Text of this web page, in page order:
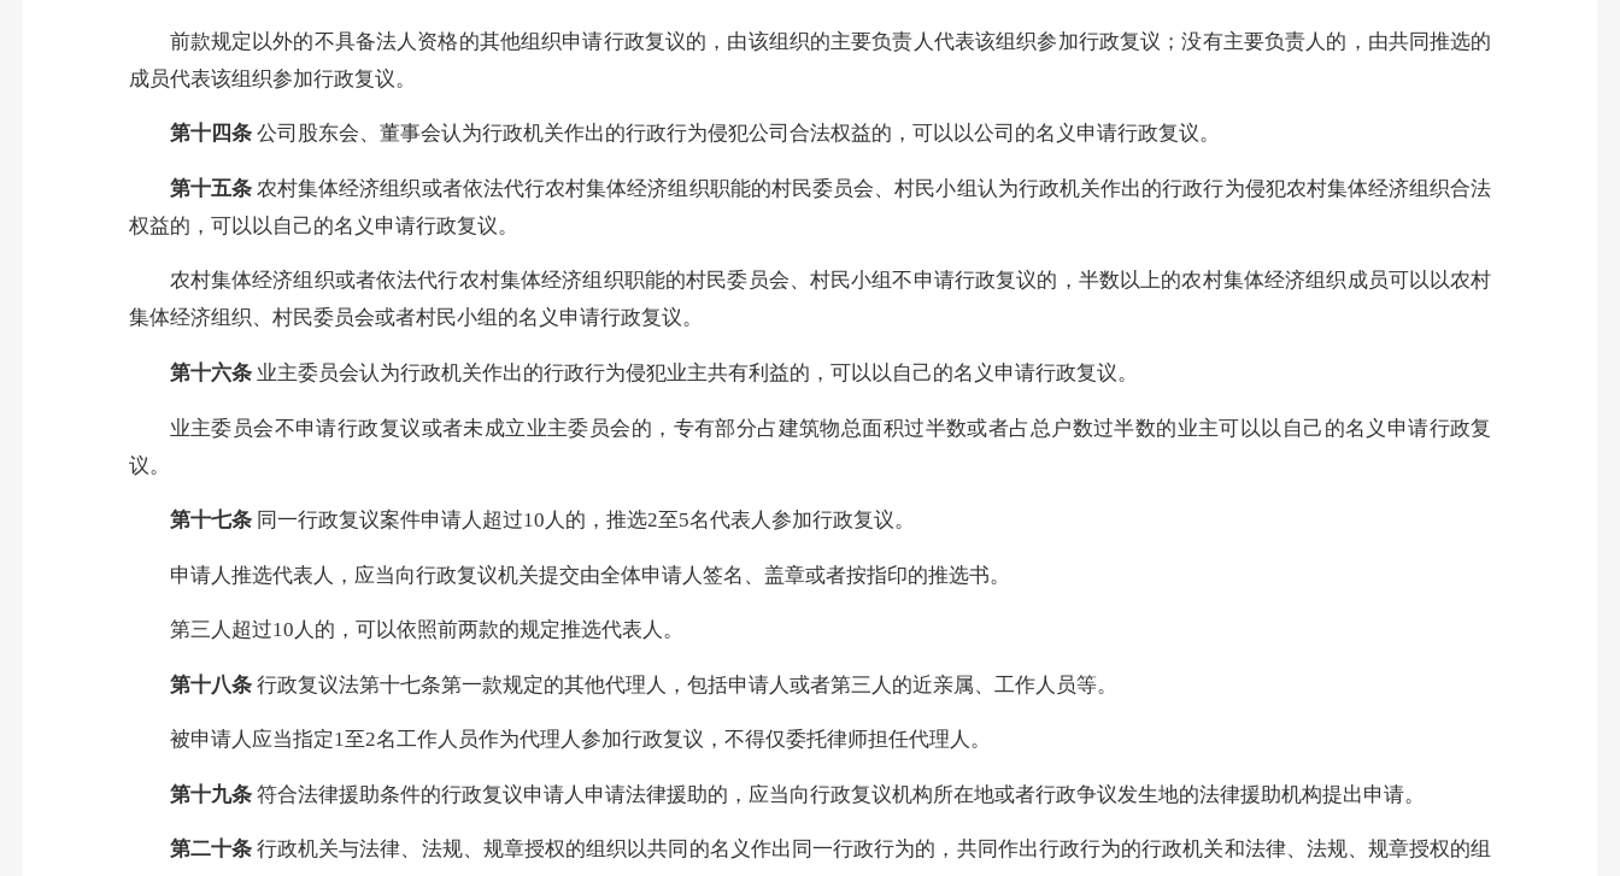
前款规定以外的不具备法人资格的其他组织申请行政复议的，由该组织的主要负责人代表该组织参加行政复议；没有主要负责人的，由共同推选的
成员代表该组织参加行政复议。
第十四条 公司股东会、董事会认为行政机关作出的行政行为侵犯公司合法权益的，可以以公司的名义申请行政复议。
第十五条 农村集体经济组织或者依法代行农村集体经济组织职能的村民委员会、村民小组认为行政机关作出的行政行为侵犯农村集体经济组织合法
权益的，可以以自己的名义申请行政复议。
农村集体经济组织或者依法代行农村集体经济组织职能的村民委员会、村民小组不申请行政复议的，半数以上的农村集体经济组织成员可以以农村
集体经济组织、村民委员会或者村民小组的名义申请行政复议。
第十六条 业主委员会认为行政机关作出的行政行为侵犯业主共有利益的，可以以自己的名义申请行政复议。
业主委员会不申请行政复议或者未成立业主委员会的，专有部分占建筑物总面积过半数或者占总户数过半数的业主可以以自己的名义申请行政复
议。
第十七条 同一行政复议案件申请人超过10人的，推选2至5名代表人参加行政复议。
申请人推选代表人，应当向行政复议机关提交由全体申请人签名、盖章或者按指印的推选书。
第三人超过10人的，可以依照前两款的规定推选代表人。
第十八条 行政复议法第十七条第一款规定的其他代理人，包括申请人或者第三人的近亲属、工作人员等。
被申请人应当指定1至2名工作人员作为代理人参加行政复议，不得仅委托律师担任代理人。
第十九条 符合法律援助条件的行政复议申请人申请法律援助的，应当向行政复议机构所在地或者行政争议发生地的法律援助机构提出申请。
第二十条 行政机关与法律、法规、规章授权的组织以共同的名义作出同一行政行为的，共同作出行政行为的行政机关和法律、法规、规章授权的组